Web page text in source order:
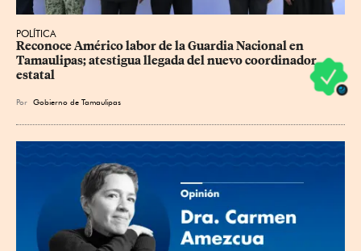
POLÍTICA
Reconoce Américo labor de la Guardia Nacional en
Tamaulipas; atestigua llegada del nuevo coordinador
estatal
Por Gobierno de Tamaulipas